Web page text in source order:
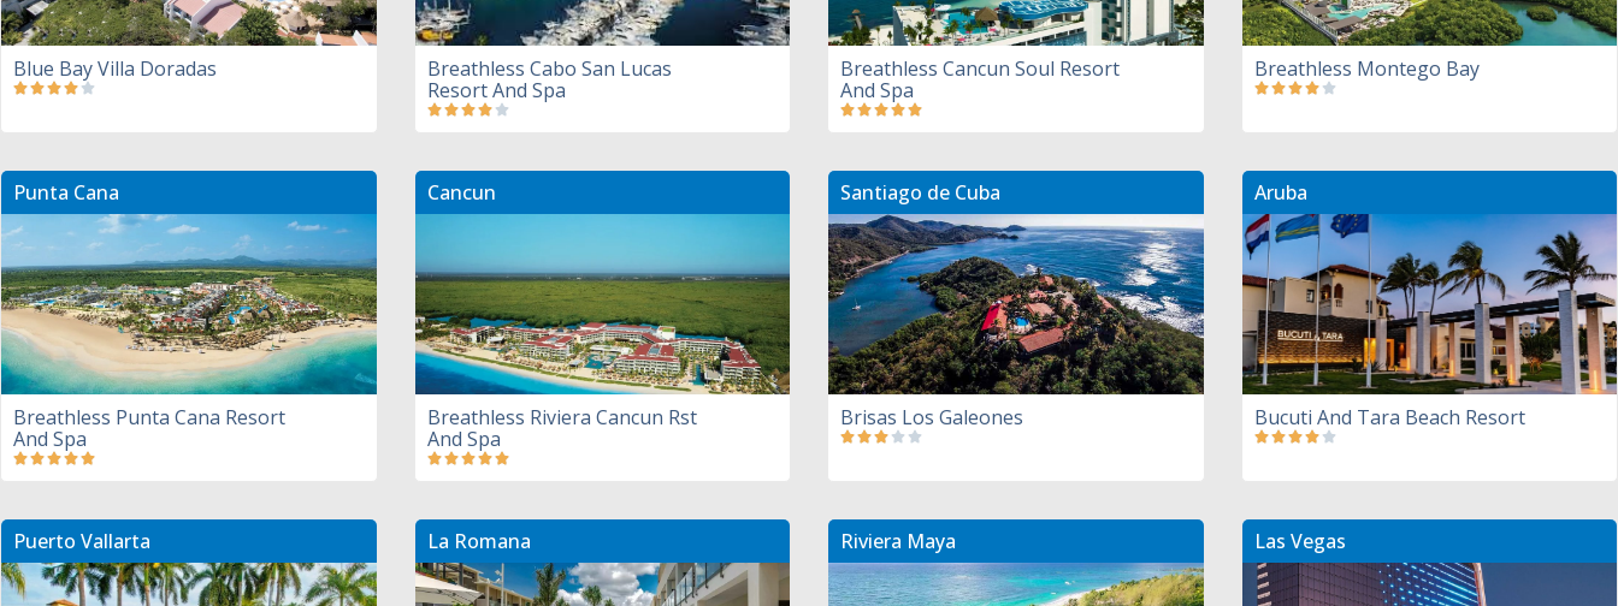
Blue Bay Villa Doradas
Breathless Cabo San Lucas
Resort And Spa
Breathless Cancun Soul Resort
And Spa
Breathless Montego Bay
Punta Cana
Breathless Punta Cana Resort
And Spa
Cancun
Breathless Riviera Cancun Rst
And Spa
Santiago de Cuba
Brisas Los Galeones
Aruba
Bucuti And Tara Beach Resort
Puerto Vallarta La Romana Riviera Maya Las Vegas